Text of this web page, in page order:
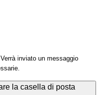
Verrà inviato un messaggio
la casella di posta